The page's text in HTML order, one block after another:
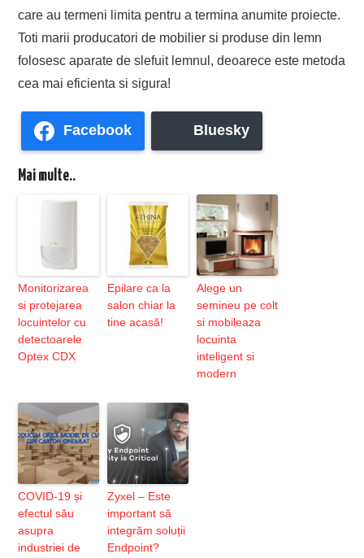
care au termeni limita pentru a termina anumite proiecte.
Toti marii producatori de mobilier si produse din lemn
folosesc aparate de slefuit lemnul, deoarece este metoda
cea mai eficienta si sigura!
Facebook Bluesky
Mai multe..
Monitorizarea
si protejarea
locuintelor cu
detectoarele
Optex CDX
Epilare ca la
salon chiar la
tine acasă!
Alege un
semineu pe colt
si mobileaza
locuinta
inteligent si
modern
COVID-19 și
efectul său
asupra
industriei de
Zyxel – Este
important să
integrăm soluții
Endpoint?